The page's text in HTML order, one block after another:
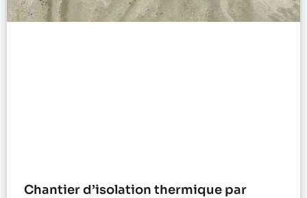
Chantier d’isolation thermique par